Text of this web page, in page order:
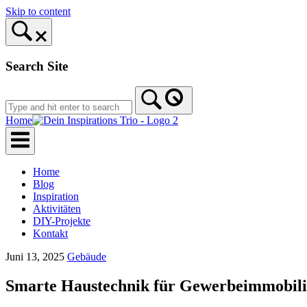
Skip to content
Search Site
Home
Home
Blog
Inspiration
Aktivitäten
DIY-Projekte
Kontakt
Juni 13, 2025 Gebäude
Smarte Haustechnik für